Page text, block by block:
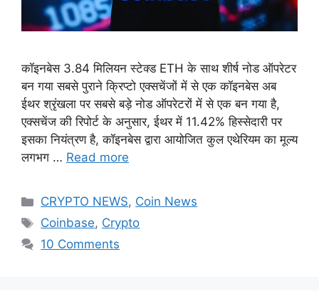
कॉइनबेस 3.84 मिलियन स्टेक्ड ETH के साथ शीर्ष नोड ऑपरेटर
बन गया सबसे पुराने क्रिप्टो एक्सचेंजों में से एक कॉइनबेस अब
ईथर श्रृंखला पर सबसे बड़े नोड ऑपरेटरों में से एक बन गया है,
एक्सचेंज की रिपोर्ट के अनुसार, ईथर में 11.42% हिस्सेदारी पर
इसका नियंत्रण है, कॉइनबेस द्वारा आयोजित कुल एथेरियम का मूल्य
लगभग … Read more
Categories
CRYPTO NEWS, Coin News
Tags
Coinbase, Crypto
10 Comments